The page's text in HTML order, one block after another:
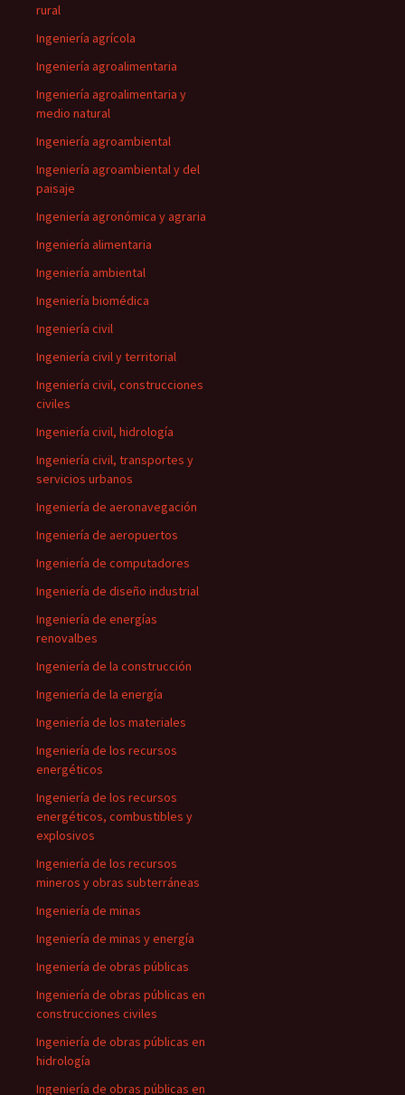
rural
Ingeniería agrícola
Ingeniería agroalimentaria
Ingeniería agroalimentaria y
medio natural
Ingeniería agroambiental
Ingeniería agroambiental y del
paisaje
Ingeniería agronómica y agraria
Ingeniería alimentaria
Ingeniería ambiental
Ingeniería biomédica
Ingeniería civil
Ingeniería civil y territorial
Ingeniería civil, construcciones
civiles
Ingeniería civil, hidrología
Ingeniería civil, transportes y
servicios urbanos
Ingeniería de aeronavegación
Ingeniería de aeropuertos
Ingeniería de computadores
Ingeniería de diseño industrial
Ingeniería de energías
renovalbes
Ingeniería de la construcción
Ingeniería de la energía
Ingeniería de los materiales
Ingeniería de los recursos
energéticos
Ingeniería de los recursos
energéticos, combustibles y
explosivos
Ingeniería de los recursos
mineros y obras subterráneas
Ingeniería de minas
Ingeniería de minas y energía
Ingeniería de obras públicas
Ingeniería de obras públicas en
construcciones civiles
Ingeniería de obras públicas en
hidrología
Ingeniería de obras públicas en